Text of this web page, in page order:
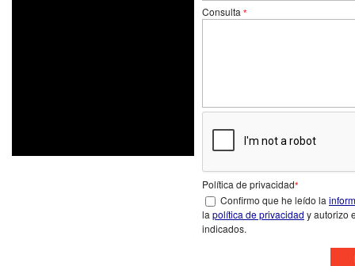
Consulta *
Política de privacidad*
Confirmo que he leído la
la política de privacidad y autorizo
indicados.